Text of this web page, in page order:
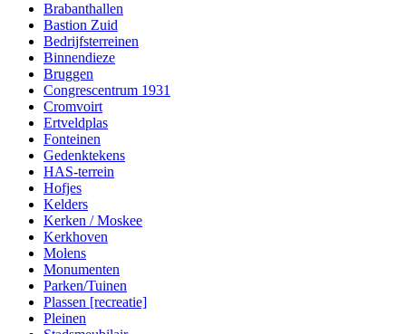
Brabanthallen
Bastion Zuid
Bedrijfsterreinen
Binnendieze
Bruggen
Congrescentrum 1931
Cromvoirt
Ertveldplas
Fonteinen
Gedenktekens
HAS-terrein
Hofjes
Kelders
Kerken / Moskee
Kerkhoven
Molens
Monumenten
Parken/Tuinen
Plassen [recreatie]
Pleinen